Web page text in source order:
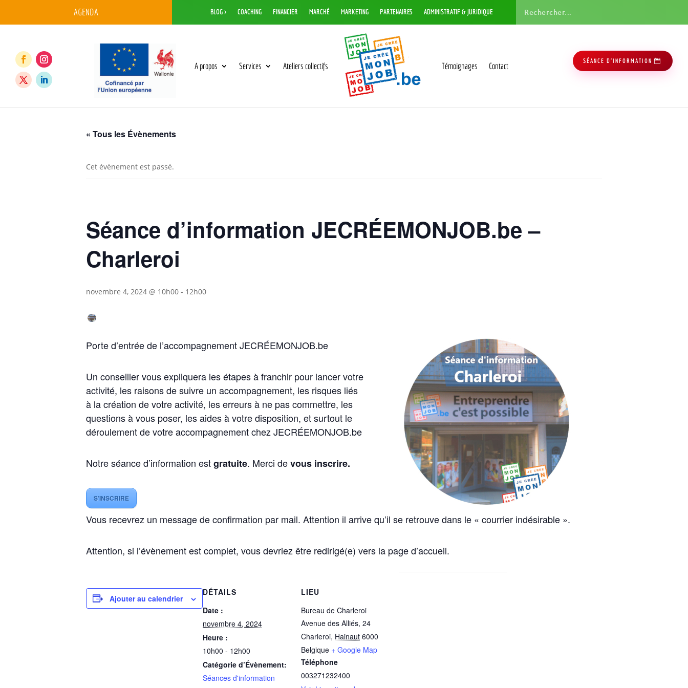
AGENDA BLOG > COACHING FINANCIER MARCHÉ MARKETING PARTENAIRES ADMINISTRATIF & JURIDIQUE
A propos Services Ateliers collectifs Témoignages Contact
SÉANCE D'INFORMATION
« Tous les Évènements
Cet évènement est passé.
Séance d’information JECRÉEMONJOB.be –
Charleroi
novembre 4, 2024 @ 10h00 - 12h00
Porte d’entrée de l’accompagnement JECRÉEMONJOB.be
Un conseiller vous expliquera les étapes à franchir pour lancer votre
activité, les raisons de suivre un accompagnement, les risques liés
à la création de votre activité, les erreurs à ne pas commettre, les
questions à vous poser, les aides à votre disposition, et surtout le
déroulement de votre accompagnement chez JECRÉEMONJOB.be
Notre séance d’information estgratuite. Merci devous inscrire.
S’INSCRIRE
Vous recevrez un message de confirmation par mail. Attention il arrive qu’il se retrouve dans le « courrier indésirable ».
Attention, si l’évènement est complet, vous devriez être redirigé(e) vers la page d’accueil.
Ajouter au calendrier
DÉTAILS
Date :
novembre 4, 2024
Heure :
10h00 - 12h00
Catégorie d’Évènement:
Séances d'information
LIEU
Bureau de Charleroi
Avenue des Alliés, 24
Charleroi, Hainaut 6000
Belgique + Google Map
Téléphone
003271232400